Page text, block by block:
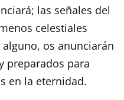
las señales del
celestiales
os anunciarán
preparados para
en la eternidad.